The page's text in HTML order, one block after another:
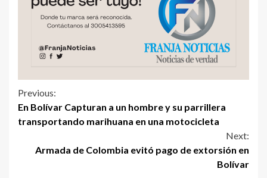
Previous:
En Bolívar Capturan a un hombre y su parrillera
transportando marihuana en una motocicleta
Next:
Armada de Colombia evitó pago de extorsión en
Bolívar